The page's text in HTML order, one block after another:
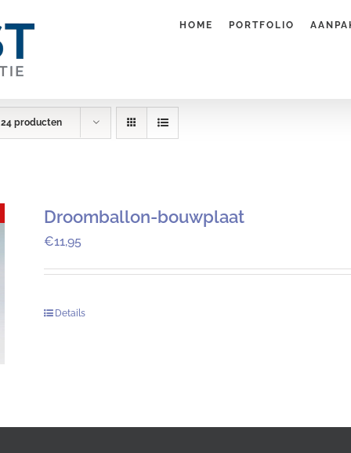
HOME PORTFOLIO
24 producten
Droomballon-bouwplaat
€11,95
Details